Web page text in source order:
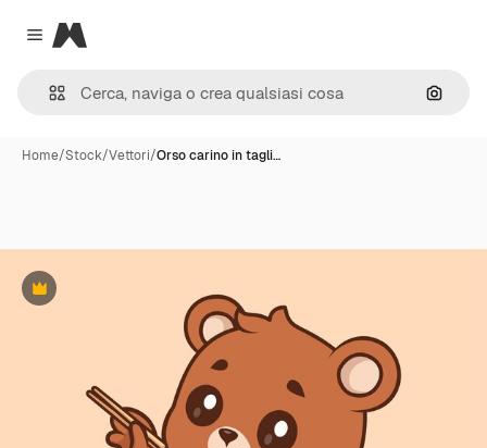
Close menu
Magnific
Cerca
Home/Stock/Vettori/Orso carino in tagli…
Premium